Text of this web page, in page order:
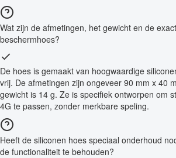
Wat zijn de afmetingen, het gewicht en de
beschermhoes?
De hoes is gemaakt van hoogwaardige
vrij. De afmetingen zijn ongeveer 90 mm x 40
gewicht is 14 g. Ze is specifiek ontworpen om
4G te passen, zonder merkbare speling.
Heeft de siliconen hoes speciaal onderhoud
de functionaliteit te behouden?